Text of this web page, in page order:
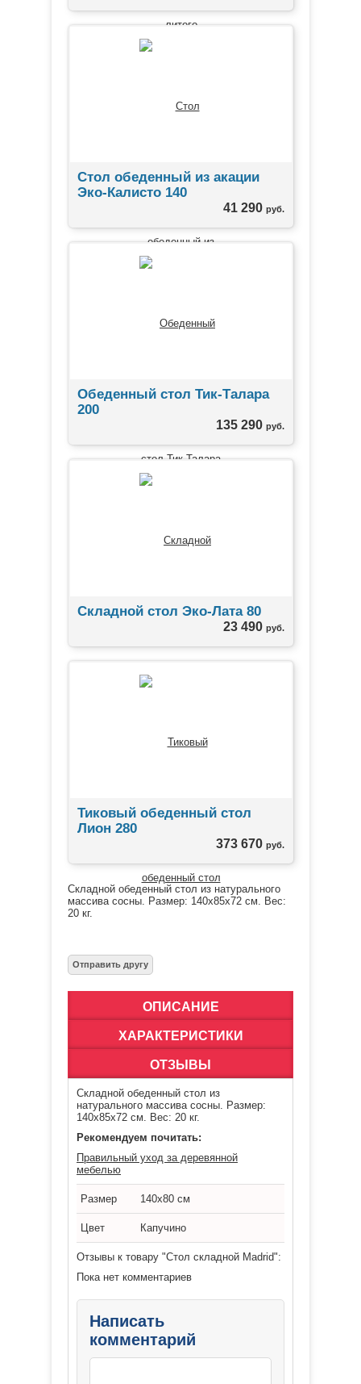
Стол обеденный из акации
Эко-Калисто 140
41 290 руб.
Обеденный стол Тик-Талара
200
135 290 руб.
Складной стол Эко-Лата 80
23 490 руб.
Тиковый обеденный стол
Лион 280
373 670 руб.
Складной обеденный стол из натурального
массива сосны. Размер: 140х85х72 см. Вес:
20 кг.
ОПИСАНИЕ
ХАРАКТЕРИСТИКИ
ОТЗЫВЫ
Складной обеденный стол из
натурального массива сосны. Размер:
140х85х72 см. Вес: 20 кг.
Рекомендуем почитать:
Правильный уход за деревянной
мебелью
Размер 140х80 см
Цвет Капучино
Отзывы к товару "Стол складной Madrid":
Пока нет комментариев
Написать
комментарий